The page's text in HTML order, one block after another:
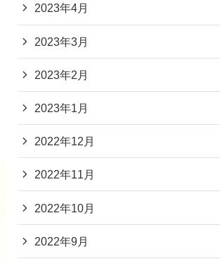
2023年4月
2023年3月
2023年2月
2023年1月
2022年12月
2022年11月
2022年10月
2022年9月